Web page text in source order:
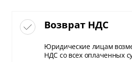
Возврат НДС
Юридические лицам
НДС со всех оплаченных